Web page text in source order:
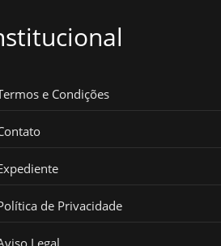
e Condições
de Privacidade
Legal